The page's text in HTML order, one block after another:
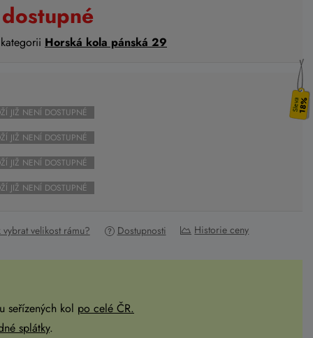
Horská kola pánská 29
18%
JIŽ NENÍ DOSTUPNÉ
JIŽ NENÍ DOSTUPNÉ
JIŽ NENÍ DOSTUPNÉ
JIŽ NENÍ DOSTUPNÉ
vybrat velikost rámu? Dostupnosti Historie ceny
seřízených kol po celé ČR.
splátky.